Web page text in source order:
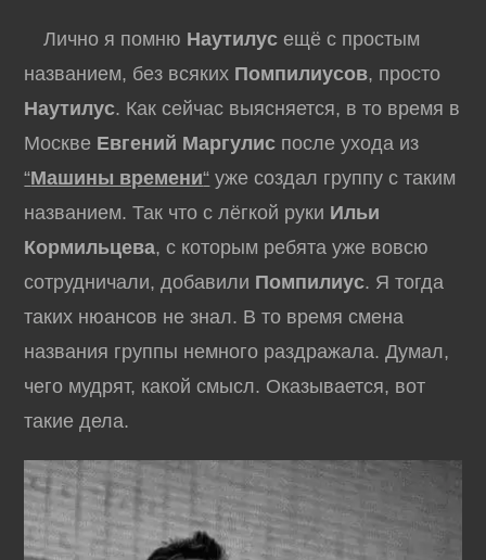
Лично я помню Наутилус ещё с простым
названием, без всяких Помпилиусов, просто
Наутилус. Как сейчас выясняется, в то время в
Москве Евгений Маргулис после ухода из
“Машины времени“ уже создал группу с таким
названием. Так что с лёгкой руки Ильи
Кормильцева, с которым ребята уже вовсю
сотрудничали, добавили Помпилиус. Я тогда
таких нюансов не знал. В то время смена
названия группы немного раздражала. Думал,
чего мудрят, какой смысл. Оказывается, вот
такие дела.